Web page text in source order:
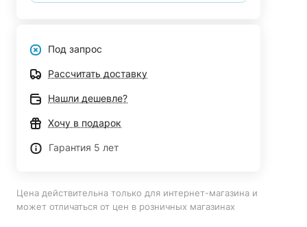
Под запрос
Рассчитать доставку
Нашли дешевле?
Хочу в подарок
Гарантия 5 лет
Цена действительна только для интернет-магазина и
может отличаться от цен в розничных магазинах